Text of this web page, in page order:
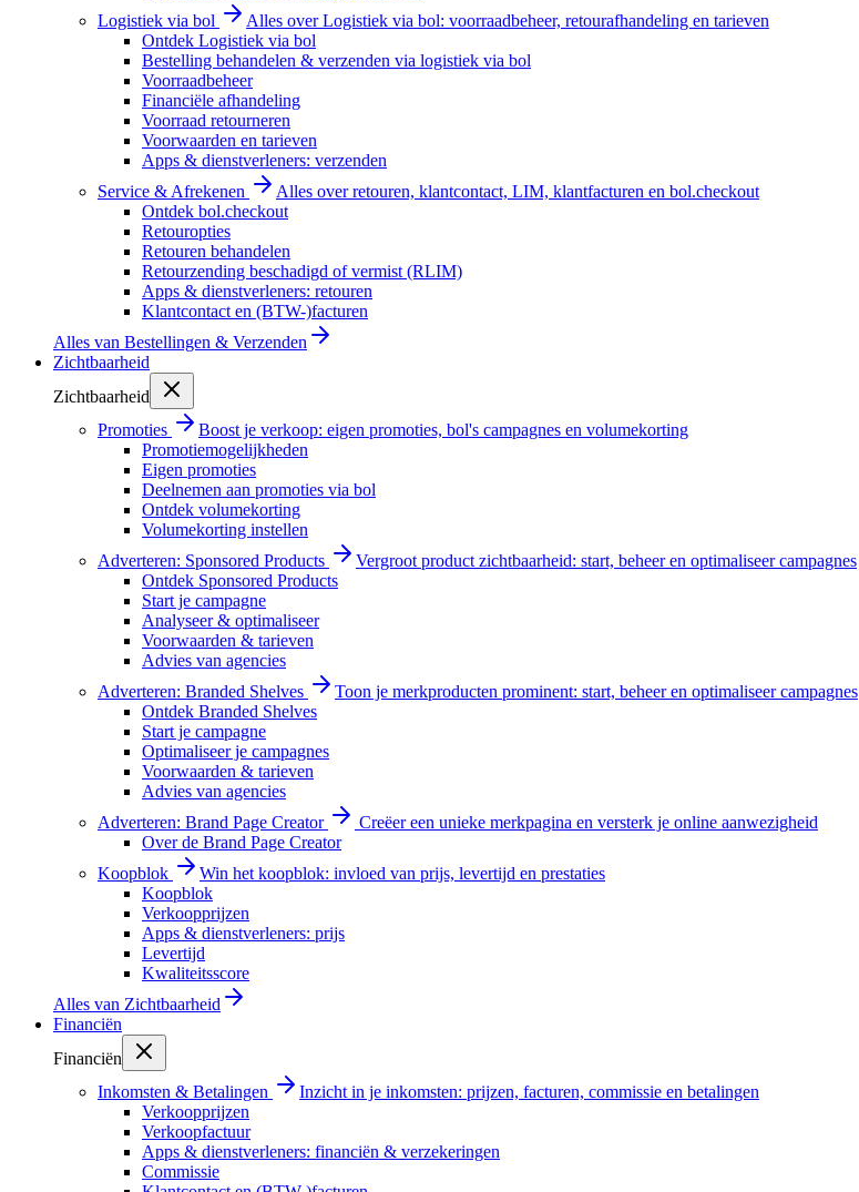
Logistiek via bol
Alles over Logistiek via bol: voorraadbeheer, retourafhandeling en tarieven
Ontdek Logistiek via bol
Bestelling behandelen & verzenden via logistiek via bol
Voorraadbeheer
Financiële afhandeling
Voorraad retourneren
Voorwaarden en tarieven
Apps & dienstverleners: verzenden
Service & Afrekenen
Alles over retouren, klantcontact, LIM, klantfacturen en bol.checkout
Ontdek bol.checkout
Retouropties
Retouren behandelen
Retourzending beschadigd of vermist (RLIM)
Apps & dienstverleners: retouren
Klantcontact en (BTW-)facturen
Alles van Bestellingen & Verzenden
Zichtbaarheid
Zichtbaarheid
Promoties
Boost je verkoop: eigen promoties, bol's campagnes en volumekorting
Promotiemogelijkheden
Eigen promoties
Deelnemen aan promoties via bol
Ontdek volumekorting
Volumekorting instellen
Adverteren: Sponsored Products
Vergroot product zichtbaarheid: start, beheer en optimaliseer campagnes
Ontdek Sponsored Products
Start je campagne
Analyseer & optimaliseer
Voorwaarden & tarieven
Advies van agencies
Adverteren: Branded Shelves
Toon je merkproducten prominent: start, beheer en optimaliseer campagnes
Ontdek Branded Shelves
Start je campagne
Optimaliseer je campagnes
Voorwaarden & tarieven
Advies van agencies
Adverteren: Brand Page Creator
Creëer een unieke merkpagina en versterk je online aanwezigheid
Over de Brand Page Creator
Koopblok
Win het koopblok: invloed van prijs, levertijd en prestaties
Koopblok
Verkoopprijzen
Apps & dienstverleners: prijs
Levertijd
Kwaliteitsscore
Alles van Zichtbaarheid
Financiën
Financiën
Inkomsten & Betalingen
Inzicht in je inkomsten: prijzen, facturen, commissie en betalingen
Verkoopprijzen
Verkoopfactuur
Apps & dienstverleners: financiën & verzekeringen
Commissie